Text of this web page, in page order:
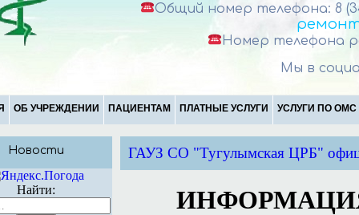
Общий номер телефона: 8
Номер телефона
Мы в
ОБ УЧРЕЖДЕНИИ ПАЦИЕНТАМ ПЛАТНЫЕ УСЛУГИ УСЛУГИ ПО ОМС
Новости
Найти:
ГАУЗ СО "Тугулымская ЦРБ"